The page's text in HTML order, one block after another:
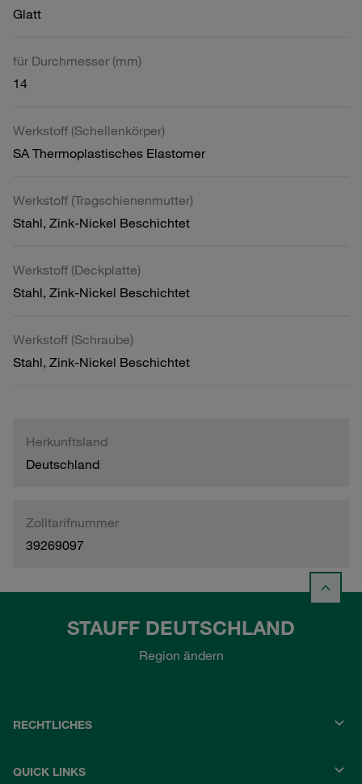
Glatt
für Durchmesser (mm)
14
Werkstoff (Schellenkörper)
SA Thermoplastisches Elastomer
Werkstoff (Tragschienenmutter)
Stahl, Zink-Nickel Beschichtet
Werkstoff (Deckplatte)
Stahl, Zink-Nickel Beschichtet
Werkstoff (Schraube)
Stahl, Zink-Nickel Beschichtet
Herkunftsland
Deutschland
Zolltarifnummer
39269097
STAUFF DEUTSCHLAND
Region ändern
RECHTLICHES
QUICK LINKS